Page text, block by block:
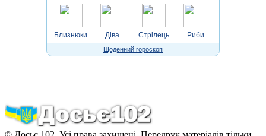
Близнюки Діва Стрілець Риби
Щоденний гороскоп